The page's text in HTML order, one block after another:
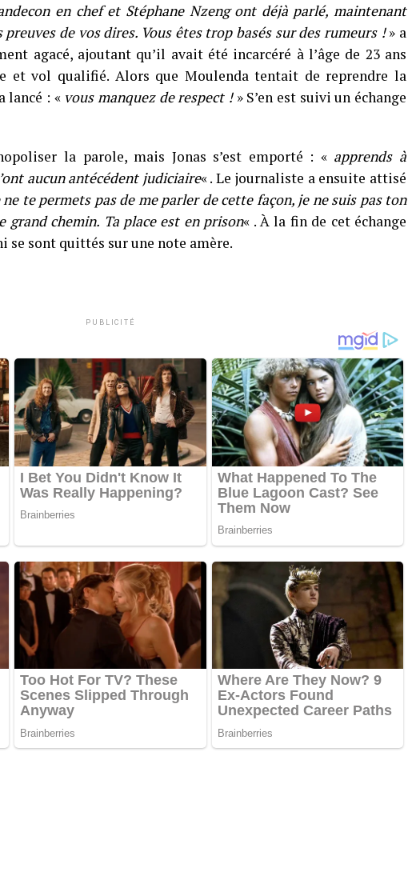
en chef et Stéphane Nzeng ont déjà parlé, maintenant
de vos dires. Vous êtes trop basés sur des rumeurs !» a
agacé, ajoutant qu’il avait été incarcéré à l’âge de 23 ans
et vol qualifié. Alors que Moulenda tentait de reprendre la
lancé : « vous manquez de respect !» S’en est suivi un échange
la parole, mais Jonas s’est emporté : « apprends à
aucun antécédent judiciaire« . Le journaliste a ensuite attisé
ne te permets pas de me parler de cette façon, je ne suis pas ton
chemin. Ta place est en prison« . À la fin de cet échange
se sont quittés sur une note amère.
PUBLICITÉ